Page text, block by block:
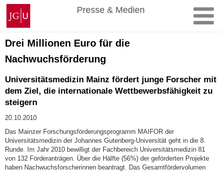
Zum
Inhalt
springen
Johannes
Gutenberg-
Universität
Mainz
Presse & Medien
Drei Millionen Euro für die
Nachwuchsförderung
Universitätsmedizin Mainz fördert junge Forscher mit
dem Ziel, die internationale Wettbewerbsfähigkeit zu
steigern
20.10.2010
Das Mainzer Forschungsförderungsprogramm MAIFOR der
Universitätsmedizin der Johannes Gutenberg-Universität geht in die 8.
Runde. Im Jahr 2010 bewilligt der Fachbereich Universitätsmedizin 81
von 132 Förderanträgen. Über die Hälfte (56%) der geförderten Projekte
haben Nachwuchsforscherinnen beantragt. Das Gesamtfördervolumen